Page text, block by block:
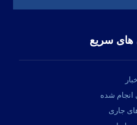
سریع
اخبار
انجام شده
جاری